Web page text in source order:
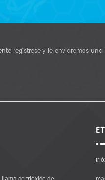
regístrese y le enviaremos
de trióxido de